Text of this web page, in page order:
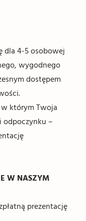
dla 4-5 osobowej
wygodnego
dostępem
w którym Twoja
odpoczynku –
W NASZYM
prezentację